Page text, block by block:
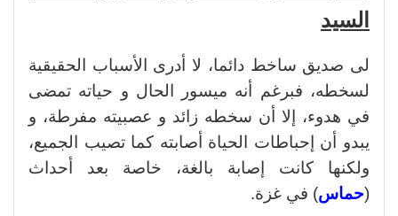
السيد
لى صديق ساخط دائما، لا أدرى الأسباب الحقيقية
لسخطه، فبرغم أنه ميسور الحال و حياته تمضى
في هدوء، إلا أن سخطه زائد و عصبيته مفرطة، و
يبدو أن إحباطات الحياة أصابته كما تصيب الجميع،
ولكنها كانت إصابة بالغة، خاصة بعد أحداث
(حماس) في غزة.